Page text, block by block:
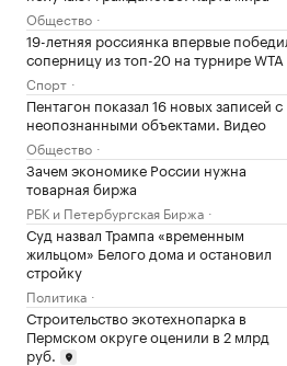
Общество
19-летняя россиянка впервые
соперницу из топ-20 на турнире WTA
Спорт
Пентагон показал 16 новых записей с
неопознанными объектами. Видео
Общество
Зачем экономике России нужна
товарная биржа
РБК и Петербургская Биржа
Суд назвал Трампа «временным
жильцом» Белого дома и остановил
стройку
Политика
Строительство экотехнопарка в
Пермском округе оценили в 2 млрд
руб.